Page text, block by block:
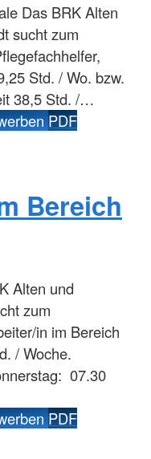
Das BRK Alten
sucht zum
Std. / Wo. bzw.
38,5 Std. /…
PDF
Bereich
Alten und
zum
in im Bereich
/ Woche.
07.30
PDF